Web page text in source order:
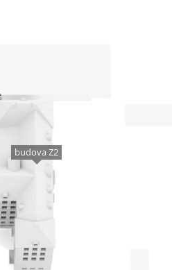
budova Z2